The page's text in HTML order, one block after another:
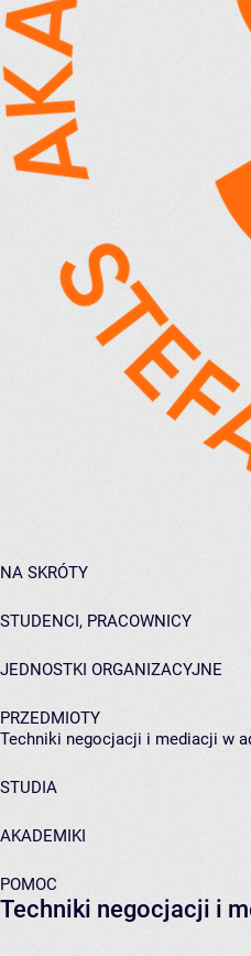
NA SKRÓTY
STUDENCI, PRACOWNICY
JEDNOSTKI ORGANIZACYJNE
PRZEDMIOTY
Techniki negocjacji i mediacji w
STUDIA
AKADEMIKI
POMOC
Techniki negocjacji i